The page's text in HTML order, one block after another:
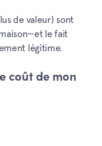
de valeur) sont
le fait
légitime.
coût de mon